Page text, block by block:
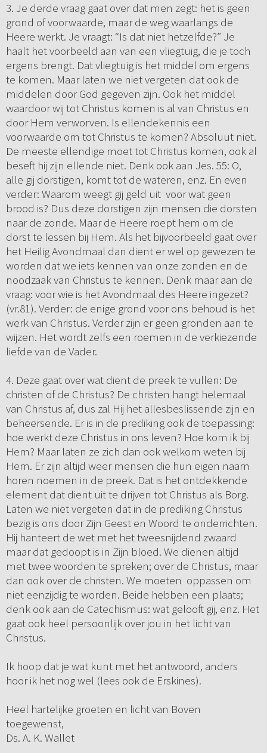
3. Je derde vraag gaat over dat men zegt: het is geen
grond of voorwaarde, maar de weg waarlangs de
Heere werkt. Je vraagt: “Is dat niet hetzelfde?” Je
haalt het voorbeeld aan van een vliegtuig, die je toch
ergens brengt. Dat vliegtuig is het middel om ergens
te komen. Maar laten we niet vergeten dat ook de
middelen door God gegeven zijn. Ook het middel
waardoor wij tot Christus komen is al van Christus en
door Hem verworven. Is ellendekennis een
voorwaarde om tot Christus te komen? Absoluut niet.
De meeste ellendige moet tot Christus komen, ook al
beseft hij zijn ellende niet. Denk ook aan Jes. 55: O,
alle gij dorstigen, komt tot de wateren, enz. En even
verder: Waarom weegt gij geld uit voor wat geen
brood is? Dus deze dorstigen zijn mensen die dorsten
naar de zonde. Maar de Heere roept hem om de
dorst te lessen bij Hem. Als het bijvoorbeeld gaat over
het Heilig Avondmaal dan dient er wel op gewezen te
worden dat we iets kennen van onze zonden en de
noodzaak van Christus te kennen. Denk maar aan de
vraag: voor wie is het Avondmaal des Heere ingezet?
(vr.81). Verder: de enige grond voor ons behoud is het
werk van Christus. Verder zijn er geen gronden aan te
wijzen. Het wordt zelfs een roemen in de verkiezende
liefde van de Vader.
4. Deze gaat over wat dient de preek te vullen: De
christen of de Christus? De christen hangt helemaal
van Christus af, dus zal Hij het allesbeslissende zijn en
beheersende. Er is in de prediking ook de toepassing:
hoe werkt deze Christus in ons leven? Hoe kom ik bij
Hem? Maar laten ze zich dan ook welkom weten bij
Hem. Er zijn altijd weer mensen die hun eigen naam
horen noemen in de preek. Dat is het ontdekkende
element dat dient uit te drijven tot Christus als Borg.
Laten we niet vergeten dat in de prediking Christus
bezig is ons door Zijn Geest en Woord te onderrichten.
Hij hanteert de wet met het tweesnijdend zwaard
maar dat gedoopt is in Zijn bloed. We dienen altijd
met twee woorden te spreken; over de Christus, maar
dan ook over de christen. We moeten oppassen om
niet eenzijdig te worden. Beide hebben een plaats;
denk ook aan de Catechismus: wat gelooft gij, enz. Het
gaat ook heel persoonlijk over jou in het licht van
Christus.
Ik hoop dat je wat kunt met het antwoord, anders
hoor ik het nog wel (lees ook de Erskines).
Heel hartelijke groeten en licht van Boven
toegewenst,
Ds. A. K. Wallet